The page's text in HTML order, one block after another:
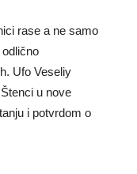
rase a ne samo
Ufo Veseliy
u nove
i potvrdom o